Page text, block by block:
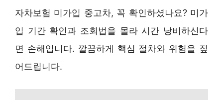
자차보험 미가입 중고차, 꼭 확인하셨나요? 미가
입 기간 확인과 조회법을 몰라 시간 낭비하신다
면 손해입니다. 깔끔하게 핵심 절차와 위험을 짚
어드립니다.